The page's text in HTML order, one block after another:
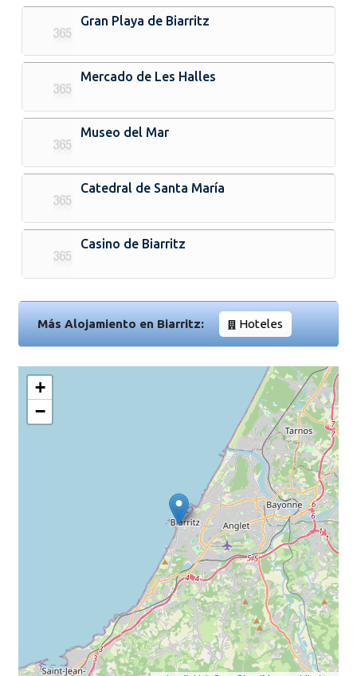
Gran Playa de Biarritz
Mercado de Les Halles
Museo del Mar
Catedral de Santa María
Casino de Biarritz
Más Alojamiento en Biarritz: Hoteles
+
−